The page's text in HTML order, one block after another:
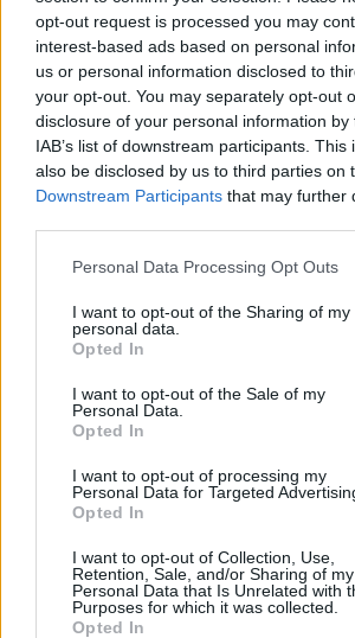
opt-out request is processed you may
interest-based ads based on personal
us or personal information disclosed to
your opt-out. You may separately opt-out
disclosure of your personal information
IAB’s list of downstream participants.
also be disclosed by us to third parties on
Downstream Participants that may further
Personal Data Processing Opt Outs
I want to opt-out of the Sharing of my
personal data.
Opted In
I want to opt-out of the Sale of my
Personal Data.
Opted In
I want to opt-out of processing my
Personal Data for Targeted
Opted In
I want to opt-out of Collection, Use,
Retention, Sale, and/or Sharing of my
Personal Data that Is Unrelated with
Purposes for which it was collected.
Opted In
Συνεντεύξεις 18/11/2025
Τζεφ Μοντάνα: «Κανένας
να σου πει ποιος είσαι»